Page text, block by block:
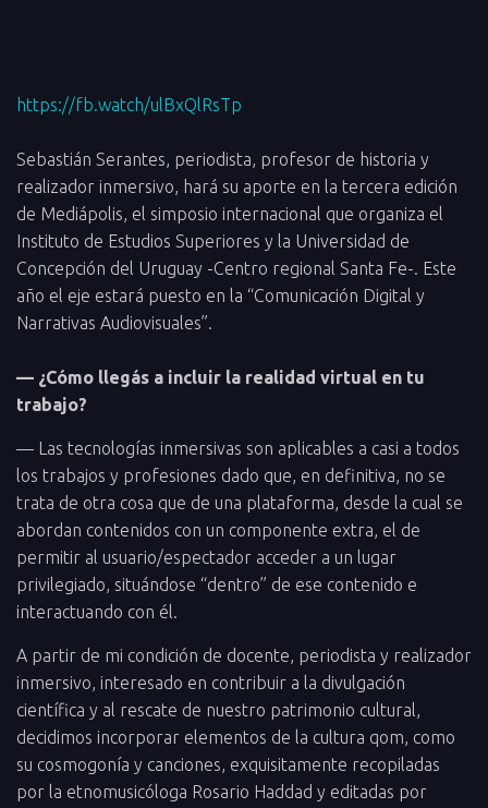
https://fb.watch/ulBxQlRsTp
Sebastián Serantes, periodista, profesor de historia y
realizador inmersivo, hará su aporte en la tercera edición
de Mediápolis, el simposio internacional que organiza el
Instituto de Estudios Superiores y la Universidad de
Concepción del Uruguay -Centro regional Santa Fe-. Este
año el eje estará puesto en la “Comunicación Digital y
Narrativas Audiovisuales”.
— ¿Cómo llegás a incluir la realidad virtual en tu
trabajo?
— Las tecnologías inmersivas son aplicables a casi a todos
los trabajos y profesiones dado que, en definitiva, no se
trata de otra cosa que de una plataforma, desde la cual se
abordan contenidos con un componente extra, el de
permitir al usuario/espectador acceder a un lugar
privilegiado, situándose “dentro” de ese contenido e
interactuando con él.
A partir de mi condición de docente, periodista y realizador
inmersivo, interesado en contribuir a la divulgación
científica y al rescate de nuestro patrimonio cultural,
decidimos incorporar elementos de la cultura qom, como
su cosmogonía y canciones, exquisitamente recopiladas
por la etnomusicóloga Rosario Haddad y editadas por